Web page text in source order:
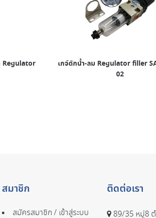
Regulator
เกจ์ดักน้ำ-ลม Regulator filler
02
สมาชิก
สมัครสมาชิก / เข้าสู่ระบบ
ติดต่อเรา
89/35 หมู่8